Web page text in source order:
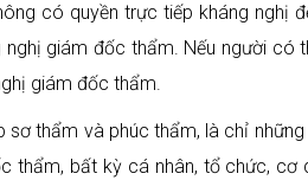
có quyền trực tiếp kháng nghị
nghị giám đốc thẩm. Nếu người
giám đốc thẩm.
sơ thẩm và phúc thẩm, là chỉ
thẩm, bất kỳ cá nhân, tổ chức, cơ